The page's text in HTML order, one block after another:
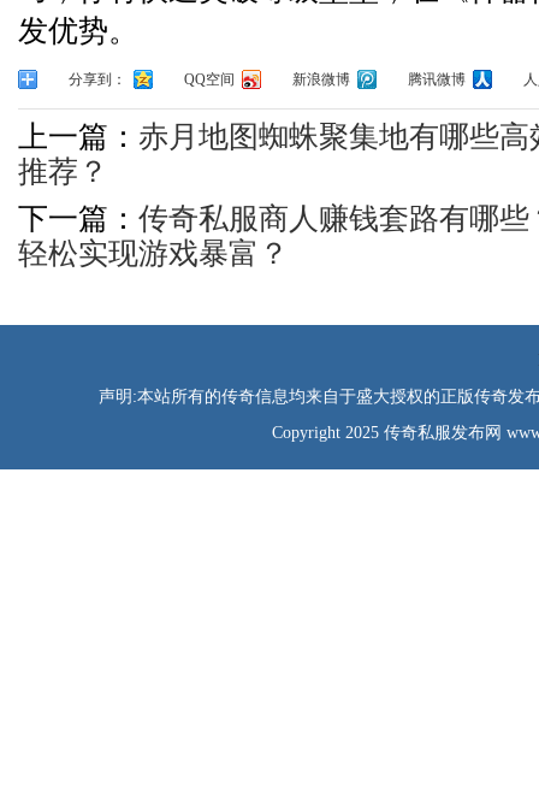
发优势。
分享到： QQ空间 新浪微博 腾讯微博
上一篇： 赤月地图蜘蛛聚集地有哪些
推荐？
下一篇： 传奇私服商人赚钱套路有哪
轻松实现游戏暴富？
声明:本站所有的传奇信息均来自于盛大授权的正版传奇发
Copyright 2025 传奇私服发布网